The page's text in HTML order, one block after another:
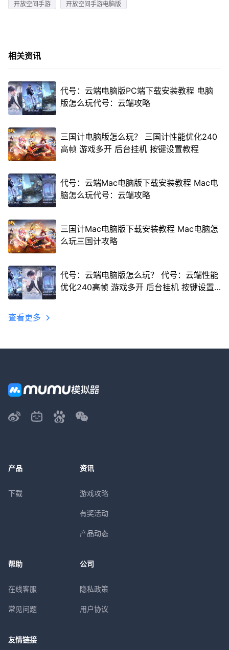
开放空间手游
开放空间手游电脑版
相关资讯
代号：云端电脑版PC端下载安装教程 电脑
版怎么玩代号：云端攻略
三国计电脑版怎么玩？ 三国计性能优化240
高帧 游戏多开 后台挂机 按键设置教程
代号：云端Mac电脑版下载安装教程 Mac电
脑怎么玩代号：云端攻略
三国计Mac电脑版下载安装教程 Mac电脑怎
么玩三国计攻略
代号：云端电脑版怎么玩？ 代号：云端性能
优化240高帧 游戏多开 后台挂机 按键设置
查看更多
产品
下载
资讯
游戏攻略
有奖活动
产品动态
帮助
在线客服
常见问题
公司
隐私政策
用户协议
友情链接